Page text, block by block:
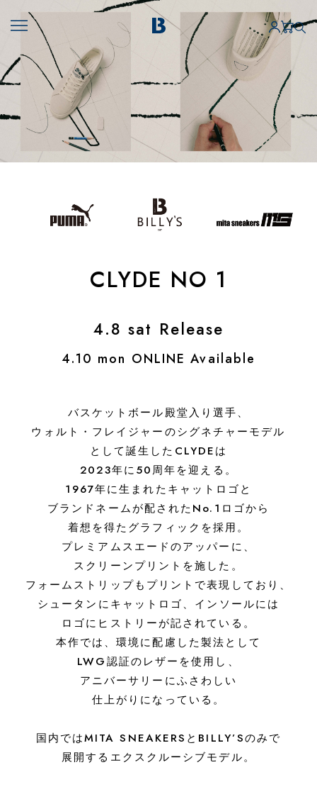
CLYDE NO 1
4.8 sat Release
4.10 mon ONLINE Available
バスケットボール殿堂入り選手、
ウォルト・フレイジャーのシグネチャーモデル
として誕生したCLYDEは
2023年に50周年を迎える。
1967年に生まれたキャットロゴと
ブランドネームが配されたNo.1ロゴから
着想を得たグラフィックを採用。
プレミアムスエードのアッパーに、
スクリーンプリントを施した。
フォームストリップもプリントで表現しており、
シュータンにキャットロゴ、インソールには
ロゴにヒストリーが記されている。
本作では、環境に配慮した製法として
LWG認証のレザーを使用し、
アニバーサリーにふさわしい
仕上がりになっている。
国内ではMITA SNEAKERSとBILLY’Sのみで
展開するエクスクルーシブモデル。